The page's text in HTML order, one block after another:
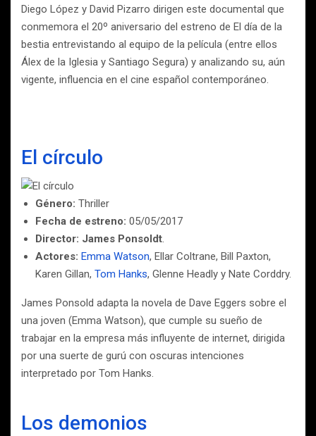
Diego López y David Pizarro dirigen este documental que
conmemora el 20º aniversario del estreno de El día de la
bestia entrevistando al equipo de la película (entre ellos
Álex de la Iglesia y Santiago Segura) y analizando su, aún
vigente, influencia en el cine español contemporáneo.
El círculo
Género: Thriller
Fecha de estreno: 05/05/2017
Director: James Ponsoldt.
Actores: Emma Watson, Ellar Coltrane, Bill Paxton,
Karen Gillan, Tom Hanks, Glenne Headly y Nate Corddry.
James Ponsold adapta la novela de Dave Eggers sobre el
una joven (Emma Watson), que cumple su sueño de
trabajar en la empresa más influyente de internet, dirigida
por una suerte de gurú con oscuras intenciones
interpretado por Tom Hanks.
Los demonios